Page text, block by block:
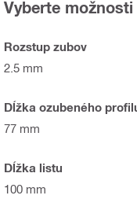
Vyberte možnosti
Rozstup zubov
2.5 mm
Dĺžka ozubeného
77 mm
Dĺžka listu
100 mm